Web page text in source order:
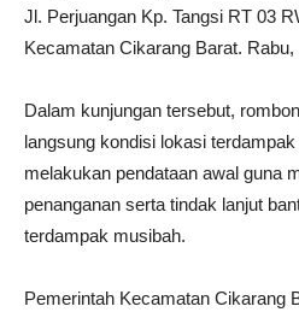
Jl. Perjuangan Kp. Tangsi RT 03
Kecamatan Cikarang Barat. Rabu,
Dalam kunjungan tersebut,
langsung kondisi lokasi
melakukan pendataan awal guna
penanganan serta tindak lanjut
terdampak musibah.
Pemerintah Kecamatan Cikarang